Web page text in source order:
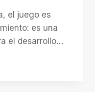
el juego es
es una
el desarrollo…